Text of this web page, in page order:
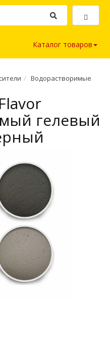
Каталог товаров
Водорастворимые
гелевый